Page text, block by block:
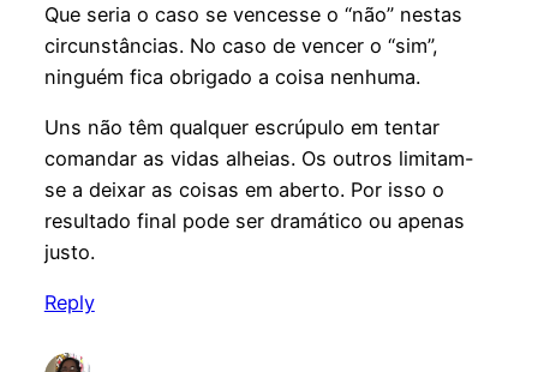
Que seria o caso se vencesse o “não” nestas
circunstâncias. No caso de vencer o “sim”,
ninguém fica obrigado a coisa nenhuma.
Uns não têm qualquer escrúpulo em tentar
comandar as vidas alheias. Os outros limitam-
se a deixar as coisas em aberto. Por isso o
resultado final pode ser dramático ou apenas
justo.
Reply